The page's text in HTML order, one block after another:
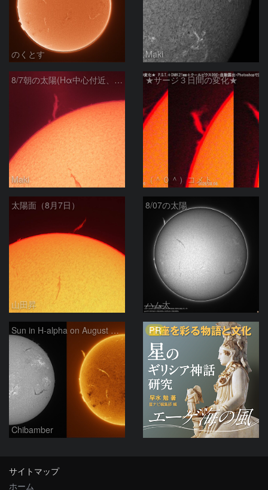
のくとす Maki
8/7朝の太陽(Hα中心付近、プロミネンス)
Maki
★サージ３日間の変化★
（＾０＾）コメト
太陽面（8月7日）
山田昇
8/07の太陽
ハム太
Sun in H-alpha on August 7, 2026
Chibamber
PR
サイトマップ
ホーム